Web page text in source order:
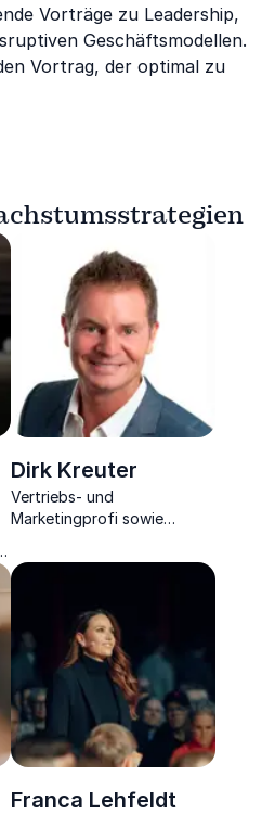
Vorträge zu Leadership,
Geschäftsmodellen.
Vortrag, der optimal zu
Dirk Kreuter
Vertriebs- und
Marketingprofi sowie
Begeisterung durch die
Enthüllung bewährter
Erfolgsstrategien für Ihre
Vertriebsoffensive.
Franca Lehfeldt